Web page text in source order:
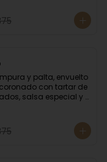
y palta, envuelto
con tartar de
salsa especial y